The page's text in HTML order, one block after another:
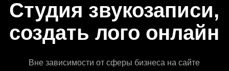
Студия звукозаписи,
создать лого онлайн
Вне зависимости от сферы бизнеса на сайте